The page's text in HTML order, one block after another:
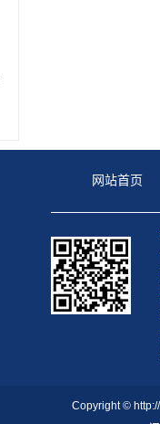
网站首页
Copyright ©